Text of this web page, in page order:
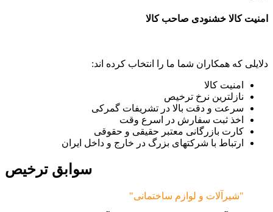
امنیت کالا خشنودی صاحب کالا
دلایلی که همکاران شما ما را انتخاب کرده اند:
امنیت کالا
نازلترین نرخ ترخیص
سرعت و دقت بالا در تشریفات گمرکی
اخذ ثبت سفارش در اسرع وقت
کارت بازرگانی معتبر حقیقی و حقوقی
ارتباط با شرکتهای بزرگ در خارج و داخل ایران
سوابق ترخیص
"شیرآلات و لوازم ساختمانی"